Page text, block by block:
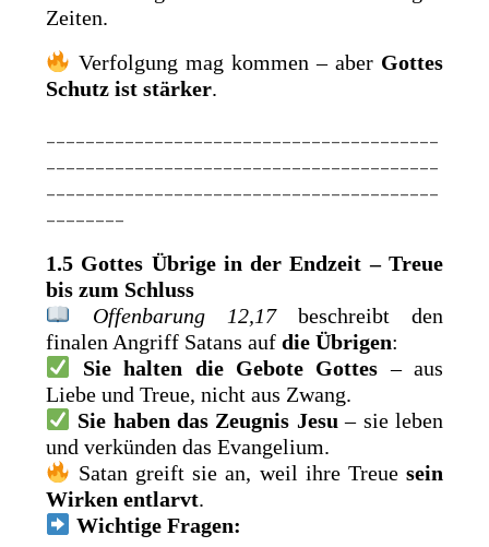
Zeiten.
Verfolgung mag kommen – aber Gottes
Schutz ist stärker.
1.5 Gottes Übrige in der Endzeit – Treue
bis zum Schluss
Offenbarung 12,17beschreibt den
finalen Angriff Satans aufdie Übrigen:
Sie halten die Gebote Gottes – aus
Liebe und Treue, nicht aus Zwang.
Sie haben das Zeugnis Jesu – sie leben
und verkünden das Evangelium.
Satan greift sie an, weil ihre Treue sein
Wirken entlarvt.
Wichtige Fragen: